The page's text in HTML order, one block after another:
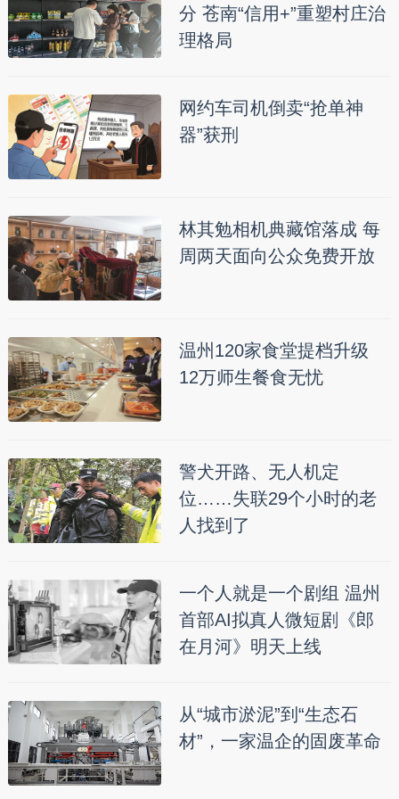
分 苍南“信用+”重塑村庄治
理格局
网约车司机倒卖“抢单神
器”获刑
林其勉相机典藏馆落成 每
周两天面向公众免费开放
温州120家食堂提档升级
12万师生餐食无忧
警犬开路、无人机定
位……失联29个小时的老
人找到了
一个人就是一个剧组 温州
首部AI拟真人微短剧《郎
在月河》明天上线
从“城市淤泥”到“生态石
材”，一家温企的固废革命